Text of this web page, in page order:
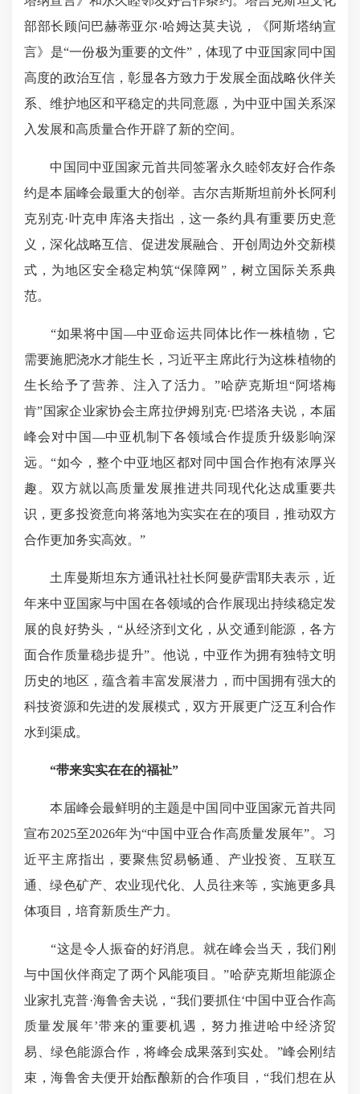
部部长顾问巴赫蒂亚尔·哈姆达莫夫说，《阿斯塔纳宣
言》是“一份极为重要的文件”，体现了中亚国家同中国
高度的政治互信，彰显各方致力于发展全面战略伙伴关
系、维护地区和平稳定的共同意愿，为中亚中国关系深
入发展和高质量合作开辟了新的空间。
中国同中亚国家元首共同签署永久睦邻友好合作条
约是本届峰会最重大的创举。吉尔吉斯斯坦前外长阿利
克别克·叶克申库洛夫指出，这一条约具有重要历史意
义，深化战略互信、促进发展融合、开创周边外交新模
式，为地区安全稳定构筑“保障网”，树立国际关系典
范。
“如果将中国—中亚命运共同体比作一株植物，它
需要施肥浇水才能生长，习近平主席此行为这株植物的
生长给予了营养、注入了活力。”哈萨克斯坦“阿塔梅
肯”国家企业家协会主席拉伊姆别克·巴塔洛夫说，本届
峰会对中国—中亚机制下各领域合作提质升级影响深
远。“如今，整个中亚地区都对同中国合作抱有浓厚兴
趣。双方就以高质量发展推进共同现代化达成重要共
识，更多投资意向将落地为实实在在的项目，推动双方
合作更加务实高效。”
土库曼斯坦东方通讯社社长阿曼萨雷耶夫表示，近
年来中亚国家与中国在各领域的合作展现出持续稳定发
展的良好势头，“从经济到文化，从交通到能源，各方
面合作质量稳步提升”。他说，中亚作为拥有独特文明
历史的地区，蕴含着丰富发展潜力，而中国拥有强大的
科技资源和先进的发展模式，双方开展更广泛互利合作
水到渠成。
“带来实实在在的福祉”
本届峰会最鲜明的主题是中国同中亚国家元首共同
宣布2025至2026年为“中国中亚合作高质量发展年”。习
近平主席指出，要聚焦贸易畅通、产业投资、互联互
通、绿色矿产、农业现代化、人员往来等，实施更多具
体项目，培育新质生产力。
“这是令人振奋的好消息。就在峰会当天，我们刚
与中国伙伴商定了两个风能项目。”哈萨克斯坦能源企
业家扎克普·海鲁舍夫说，“我们要抓住‘中国中亚合作高
质量发展年’带来的重要机遇，努力推进哈中经济贸
易、绿色能源合作，将峰会成果落到实处。”峰会刚结
束，海鲁舍夫便开始酝酿新的合作项目，“我们想在从